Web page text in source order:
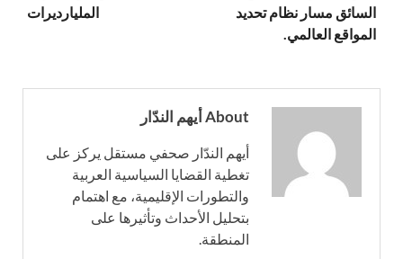
السائق مسار نظام تحديد
المواقع العالمي.
المليارديرات
About أيهم الندّار
أيهم الندّار صحفي مستقل يركز على
تغطية القضايا السياسية العربية
والتطورات الإقليمية، مع اهتمام
بتحليل الأحداث وتأثيرها على
المنطقة.